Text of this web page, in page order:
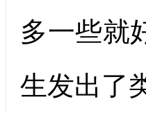
多一些就
生发出了